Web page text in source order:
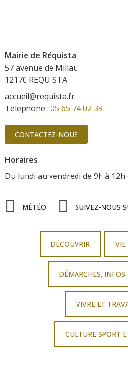
Mairie de Réquista
57 avenue de Millau
12170 REQUISTA
accueil@requista.fr
Téléphone : 05 65 74 02 39
CONTACTEZ-NOUS
Horaires
Du lundi au vendredi de 9h à 12h
MÉTÉO SUIVEZ-NOUS
DÉCOUVRIR VIE
DÉMARCHES, INFOS
VIVRE ET
CULTURE SPORT